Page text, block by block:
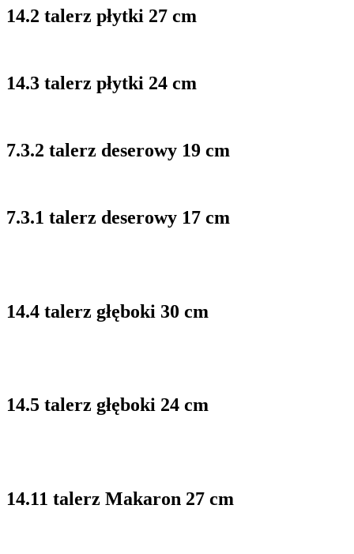
14.2 talerz płytki 27 cm
14.3 talerz płytki 24 cm
7.3.2 talerz deserowy 19 cm
7.3.1 talerz deserowy 17 cm
14.4 talerz głęboki 30 cm
14.5 talerz głęboki 24 cm
14.11 talerz Makaron 27 cm